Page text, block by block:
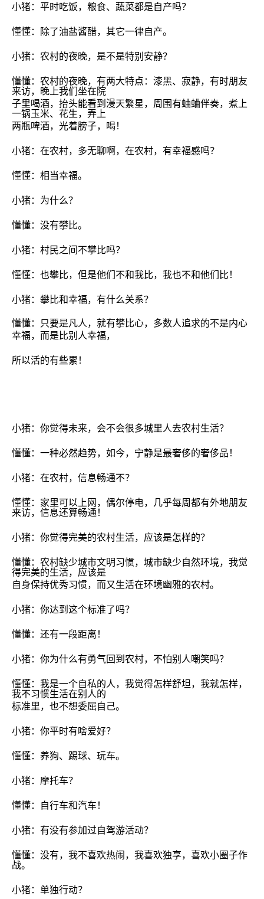
小猪：平时吃饭，粮食、蔬菜都是自产吗？
懂懂：除了油盐酱醋，其它一律自产。
小猪：农村的夜晚，是不是特别安静？
懂懂：农村的夜晚，有两大特点： 漆黑、寂静，有时朋友
来访，晚上我们坐在院
子里喝酒，抬头能看到漫天繁星，周围有蛐蛐伴奏，煮上
一锅玉米、花生，弄上
两瓶啤酒，光着膀子，喝！
小猪：在农村，多无聊啊，在农村，有幸福感吗？
懂懂：相当幸福。
小猪：为什么？
懂懂：没有攀比。
小猪：村民之间不攀比吗？
懂懂：也攀比，但是他们不和我比，我也不和他们比！
小猪：攀比和幸福，有什么关系？
懂懂：
只要是凡人，就有攀比心，多数人追求的不是内心
幸福，而是比别人幸福，
所以活的有些累 ！
小猪：你觉得未来，会不会很多城里人去农村生活？
懂懂：一种必然趋势，如今， 宁静是最奢侈的奢侈品 ！
小猪：在农村，信息畅通不？
懂懂：家里可以上网，偶尔停电，几乎每周都有外地朋友
来访，信息还算畅通！
小猪：你觉得完美的农村生活，应该是怎样的？
懂懂：农村缺少城市文明习惯，城市缺少自然环境， 我觉
得完美的生活，应该是
自身保持优秀习惯，而又生活在环境幽雅的农村。
小猪：你达到这个标准了吗？
懂懂：还有一段距离！
小猪：你为什么有勇气回到农村，不怕别人嘲笑吗？
懂懂： 我是一个自私的人，我觉得怎样舒坦，我就怎样，
我不习惯生活在别人的
标准里，也不想委屈自己。
小猪：你平时有啥爱好？
懂懂：养狗、踢球、玩车。
小猪：摩托车？
懂懂：自行车和汽车！
小猪：有没有参加过自驾游活动？
懂懂：没有，我不喜欢热闹，我喜欢独享，喜欢小圈子作
战。
小猪：单独行动？